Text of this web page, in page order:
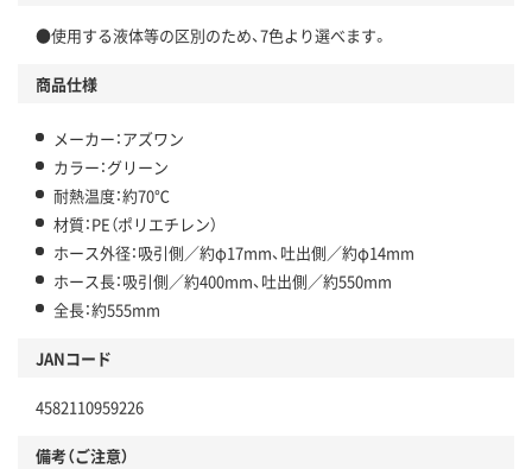
●使用する液体等の区別のため、7色より選べます。
商品仕様
メーカー：アズワン
カラー：グリーン
耐熱温度：約70℃
材質：PE（ポリエチレン）
ホース外径：吸引側／約φ17mm、吐出側／約φ14mm
ホース長：吸引側／約400mm、吐出側／約550mm
全長：約555mm
JANコード
4582110959226
備考（ご注意）